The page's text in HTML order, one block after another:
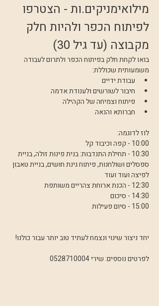
מילואימניקים.ות - הצטרפו
לפיתוח הכפר ולהיות חלק
מקבוצה (עד גיל 30)
בואו לקחת חלק בפיתוח הכפר ולתרום לעבודה
משמעותית שכוללת:
עבודת ידיים
חיבור לשורשים ולענודת אדמה
פיתוח וצמיחה של הקהילה
חברותא והנאה
לוז לדוגמה:
10:00 - קפה וכיבוד קל
10:30 - תחילת התנדבות: בנית פינות זולה, בניית
ספסלים ושולחנות, פיתוח גינת חושים, בניית טאבון
לפיצה ועוד ועוד
12:30 - הכנת ארוחת צהריים משותפת
14:30 - סיכום
15:00 - סיום פעילות
יחד ניצור שינוי ונצמח לעתיד טוב יותר עבור כולנו!
לפרטים נוספים: שירי 0528710004